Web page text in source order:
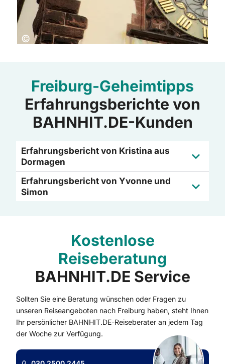
Copyright:
©
Freiburg-Geheimtipps
Erfahrungsberichte von
BAHNHIT.DE-Kunden
Erfahrungsbericht von Kristina aus
Dormagen
Erfahrungsbericht von Yvonne und
Simon
Kostenlose
Reiseberatung
BAHNHIT.DE Service
Sollten Sie eine Beratung wünschen oder Fragen zu
unseren Reiseangeboten nach Freiburg haben, steht Ihnen
Ihr persönlicher BAHNHIT.DE-Reiseberater an jedem Tag
der Woche zur Verfügung.